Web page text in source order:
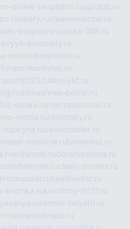
online-besplatno.rusplclub.ru
ribery.rucleanmedicine.ru
besplatno.ruseks-365.ru
avtomaty.ru
porno-besplatno.ru
pichkurovlab.ru
comp123.rudon-ykt.ru
domashnee-porno.ru
biz-doska.ru metropoltravel.ru
media.ru rostotsky.ru
zaryna.rucasinotablet.ru
moscow.rutermomur.ru
erdamchi.rudoramamama.ru
clean-dreams.ru
healthenter.ru
kruzhka.rukinofilmy-2021.ru
remstir-tolyatti.ru
newtech-spb.ru